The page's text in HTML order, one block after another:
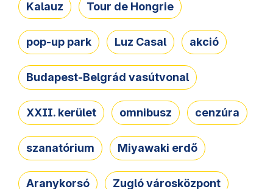
Kalauz Tour de Hongrie
pop-up park Luz Casal akció
Budapest-Belgrád vasútvonal
XXII. kerület omnibusz cenzúra
szanatórium Miyawaki erdő
Aranykorsó Zugló városközpont